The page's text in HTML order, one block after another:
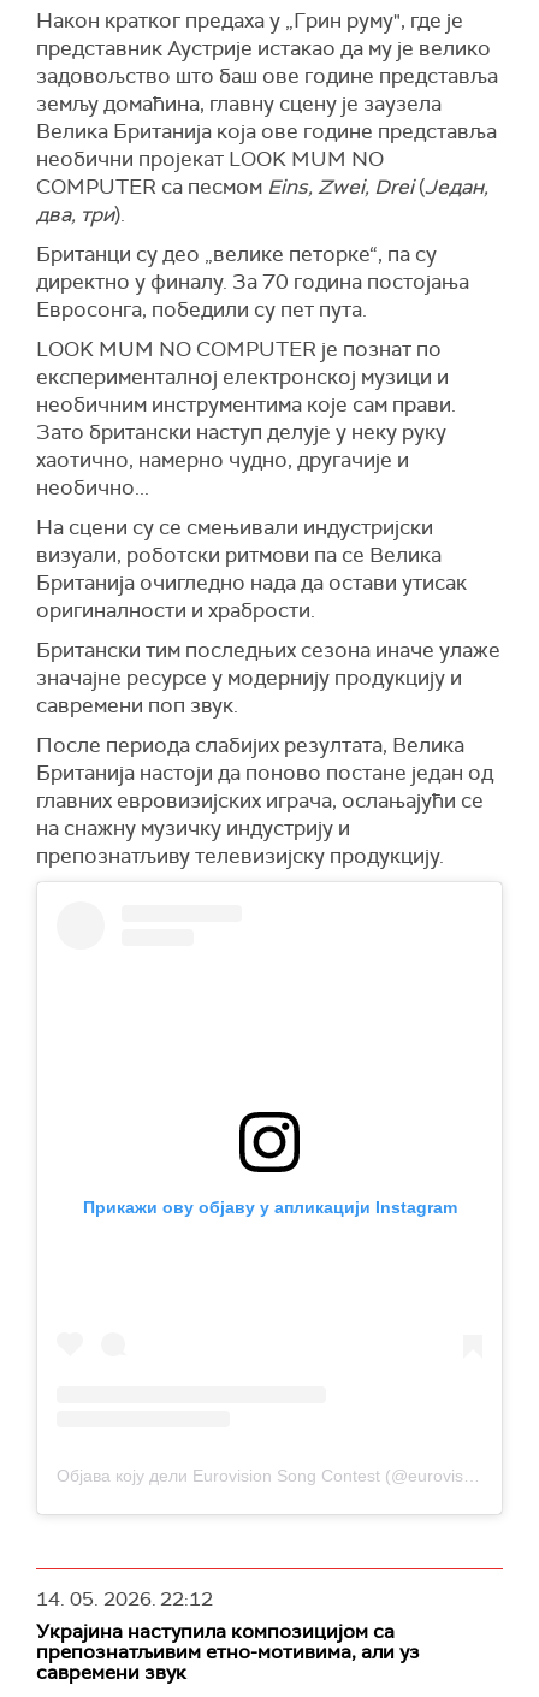
Након кратког предаха у „Грин руму", где је
представник Аустрије истакао да му је велико
задовољство што баш ове године представља
земљу домаћина, главну сцену је заузела
Велика Британија која ове године представља
необични пројекат LOOK MUM NO
COMPUTER са песмом Eins, Zwei, Drei(Један,
два, три).
Британци су део „велике петорке“, па су
директно у финалу. За 70 година постојања
Евросонга, победили су пет пута.
LOOK MUM NO COMPUTER је познат по
експерименталној електронској музици и
необичним инструментима које сам прави.
Зато британски наступ делује у неку руку
хаотично, намерно чудно, другачије и
необично...
На сцени су се смењивали индустријски
визуали, роботски ритмови па се Велика
Британија очигледно нада да остави утисак
оригиналности и храбрости.
Британски тим последњих сезона иначе улаже
значајне ресурсе у модернију продукцију и
савремени поп звук.
После периода слабијих резултата, Велика
Британија настоји да поново постане један од
главних евровизијских играча, ослањајући се
на снажну музичку индустрију и
препознатљиву телевизијску продукцију.
Прикажи ову објаву у апликацији Instagram
14. 05. 2026.22:12
Украјина наступила композицијом са
препознатљивим етно-мотивима, али уз
савремени звук